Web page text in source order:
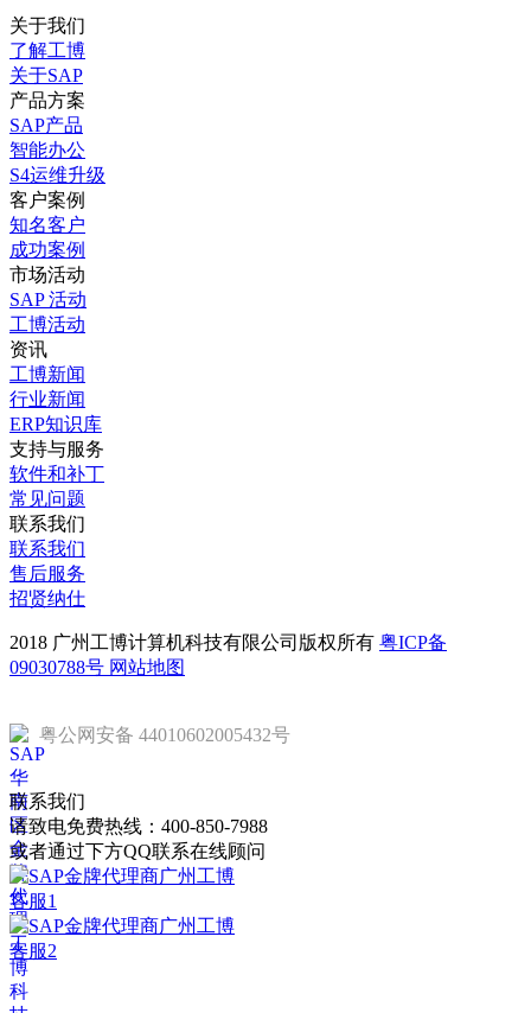
关于我们
了解工博
关于SAP
产品方案
SAP产品
智能办公
S4运维升级
客户案例
知名客户
成功案例
市场活动
SAP 活动
工博活动
资讯
工博新闻
行业新闻
ERP知识库
支持与服务
软件和补丁
常见问题
联系我们
联系我们
售后服务
招贤纳仕
2018 广州工博计算机科技有限公司版权所有 粤ICP备
09030788号 网站地图
粤公网安备 44010602005432号
联系我们
请致电免费热线： 400-850-7988
或者通过下方QQ联系在线顾问
客服1
客服2